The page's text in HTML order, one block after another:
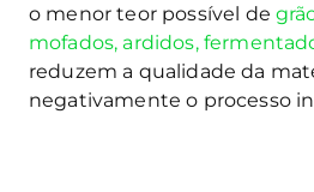
o menor teor possível de
mofados, ardidos,
reduzem a qualidade da
negativamente o processo